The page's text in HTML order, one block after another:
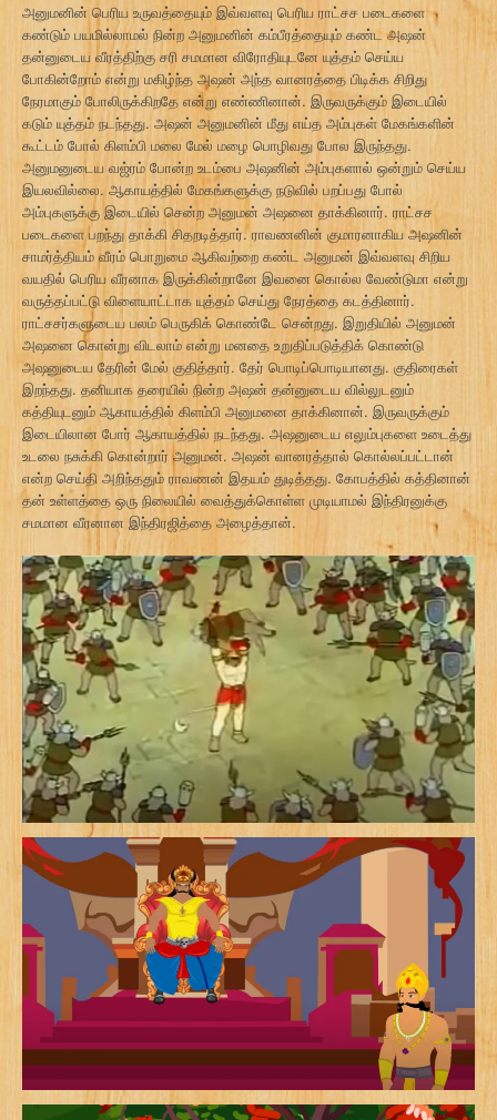
அனுமனின் பெரிய உருவத்தையும் இவ்வளவு பெரிய ராட்சச படைகளை
கண்டும் பயமில்லாமல் நின்ற அனுமனின் கம்பீரத்தையும் கண்ட அஷன்
தன்னுடைய வீரத்திற்கு சரி சமமான விரோதியுடனே யுத்தம் செய்ய
போகின்றோம் என்று மகிழ்ந்த அஷன் அந்த வானரத்தை பிடிக்க சிறிது
நேரமாகும் போலிருக்கிறதே என்று எண்ணினான். இருவருக்கும் இடையில்
கடும் யுத்தம் நடந்தது. அஷன் அனுமனின் மீது எய்த அம்புகள் மேகங்களின்
கூட்டம் போல் கிளம்பி மலை மேல் மழை பொழிவது போல இருந்தது.
அனுமனுடைய வஜ்ரம் போன்ற உடம்பை அஷனின் அம்புகளால் ஒன்றும் செய்ய
இயலவில்லை. ஆகாயத்தில் மேகங்களுக்கு நடுவில் பறப்பது போல்
அம்புகளுக்கு இடையில் சென்ற அனுமன் அஷனை தாக்கினார். ராட்சச
படைகளை பறந்து தாக்கி சிதறடித்தார். ராவணனின் குமாரனாகிய அஷனின்
சாமர்த்தியம் வீரம் பொறுமை ஆகிவற்றை கண்ட அனுமன் இவ்வளவு சிறிய
வயதில் பெரிய வீரனாக இருக்கின்றானே இவனை கொல்ல வேண்டுமா என்று
வருத்தப்பட்டு விளையாட்டாக யுத்தம் செய்து நேரத்தை கடத்தினார்.
ராட்சசர்களுடைய பலம் பெருகிக் கொண்டே சென்றது. இறுதியில் அனுமன்
அஷனை கொன்று விடலாம் என்று மனதை உறுதிப்படுத்திக் கொண்டு
அஷனுடைய தேரின் மேல் குதித்தார். தேர் பொடிப்பொடியானது. குதிரைகள்
இறந்தது. தனியாக தரையில் நின்ற அஷன் தன்னுடைய வில்லுடனும்
கத்தியுடனும் ஆகாயத்தில் கிளம்பி அனுமனை தாக்கினான். இருவருக்கும்
இடையிலான போர் ஆகாயத்தில் நடந்தது. அஷனுடைய எலும்புகளை உடைத்து
உடலை நசுக்கி கொன்றார் அனுமன். அஷன் வானரத்தால் கொல்லப்பட்டான்
என்ற செய்தி அறிந்ததும் ராவணன் இதயம் துடித்தது. கோபத்தில் கத்தினான்
தன் உள்ளத்தை ஒரு நிலையில் வைத்துக்கொள்ள முடியாமல் இந்திரனுக்கு
சமமான வீரனான இந்திரஜித்தை அழைத்தான்.